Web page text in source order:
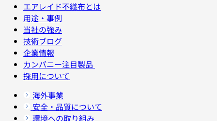
エアレイド不織布とは
用途・事例
当社の強み
技術ブログ
企業情報
カンパニー注目製品
採用について
海外事業
安全・品質について
環境への取り組み